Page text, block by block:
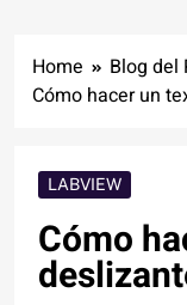
Home Blog del
Cómo hacer un
LABVIEW
Cómo